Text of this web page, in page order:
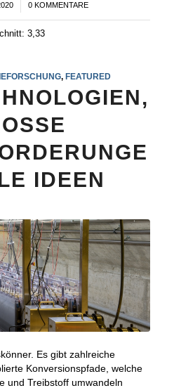
0 KOMMENTARE
3,33
, FEATURED
IDEEN
Es gibt zahlreiche
Konversionspfade, welche
und Treibstoff umwandeln